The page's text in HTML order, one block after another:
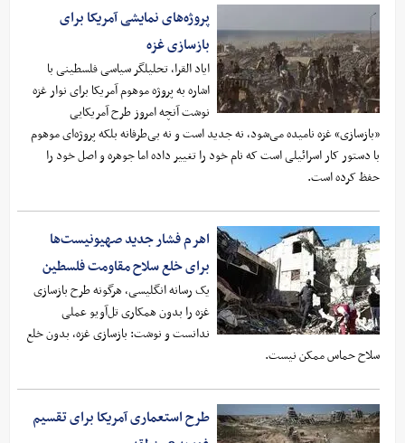
پروژه‌های نمایشی آمریکا برای
بازسازی غزه
ایاد القرا، تحلیلگر سیاسی فلسطینی با
اشاره به پروژه موهوم آمریکا برای نوار غزه
نوشت آنچه امروز طرح‌ آمریکایی
«بازسازی» غزه نامیده می‌شود، نه جدید است و نه بی‌طرفانه بلکه پروژه‌ای موهوم
با دستور کار اسرائیلی است که نام خود را تغییر داده اما جوهره و اصل خود را
حفظ کرده است.
اهرم فشار جدید صهیونیست‌ها
برای خلع سلاح مقاومت فلسطین
یک رسانه انگلیسی، هرگونه طرح بازسازی
غزه را بدون همکاری تل‌آویو عملی
ندانست و نوشت: بازسازی غزه، بدون خلع
سلاح حماس ممکن نیست.
طرح استعماری آمریکا برای تقسیم